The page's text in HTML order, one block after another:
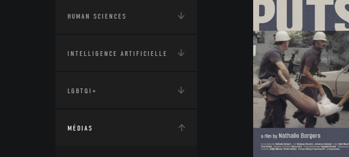
HUMAN SCIENCES
INTELLIGENCE ARTIFICIELLE
LGBTQI+
MÉDIAS